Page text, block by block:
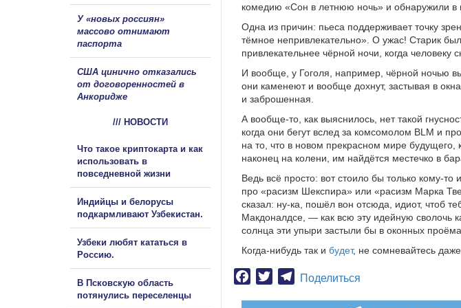
комедию «Сон в летнюю ночь» и обнаружили в
Одна из причин: пьеса поддерживает точку
тёмное непривлекательно». О ужас! Старик
привлекательнее чёрной ночи, когда человеку
И вообще, у Гоголя, например, чёрной ночью
они каменеют и вообще дохнут, застывая в
и заброшенная.
А вообще-то, как выяснилось, нет такой
когда они бегут вслед за комсомолом BLM и
на то, что в новом прекрасном мире будущего,
наконец на колени, им найдётся местечко в
Ведь всё просто: вот стоило бы только кому-то
про «расизм Шекспира» или «расизм Марка
сказал: ну-ка, пошёл вон отсюда, идиот, чтоб
Макдоналдсе, — как всю эту идейную сволочь
солнца эти упыри застыли бы в оконных
Когда-нибудь так и будет, не сомневайтесь даже.
Facebook
TwitterTelegram
Поделиться
У «новых россиян»
массово отнимают
паспорта
США цинично отказались
от договоренностей в
Анкоридже
/// НОВОСТИ
Что такое криптокарта и как
использовать в
повседневной жизни
Индийцы и белорусы
подкармливают Узбекистан.
Узбеки любят кататься в
Россию.
В Псковскую область
потянулись переселенцы